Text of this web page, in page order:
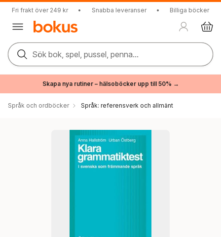
Fri frakt över 249 kr • Snabba leveranser • Billiga böcker
Sök bok, spel, pussel, penna...
Skapa nya rutiner – hälsoböcker upp till 50% →
Språk och ordböcker Språk: referensverk och allmänt